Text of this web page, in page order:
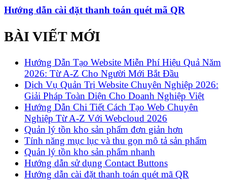
Hướng dẫn cài đặt thanh toán quét mã QR
BÀI VIẾT MỚI
Hướng Dẫn Tạo Website Miễn Phí Hiệu Quả Năm
2026: Từ A-Z Cho Người Mới Bắt Đầu
Dịch Vụ Quản Trị Website Chuyên Nghiệp 2026:
Giải Pháp Toàn Diện Cho Doanh Nghiệp Việt
Hướng Dẫn Chi Tiết Cách Tạo Web Chuyên
Nghiệp Từ A-Z Với Webcloud 2026
Quản lý tồn kho sản phẩm đơn giản hơn
Tính năng mục lục và thu gọn mô tả sản phẩm
Quản lý tồn kho sản phẩm nhanh
Hướng dẫn sử dụng Contact Buttons
Hướng dẫn cài đặt thanh toán quét mã QR